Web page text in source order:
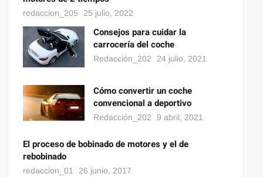
redaccion_205 25 julio, 2022
Consejos para cuidar la
carrocería del coche
Redacción_202 24 julio, 2021
Cómo convertir un coche
convencional a deportivo
Redacción_202 9 abril, 2021
El proceso de bobinado de motores y el de
rebobinado
redaccion_01 26 junio, 2017